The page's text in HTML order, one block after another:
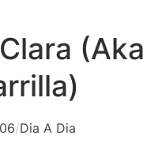
(Aka
/Dia A Dia